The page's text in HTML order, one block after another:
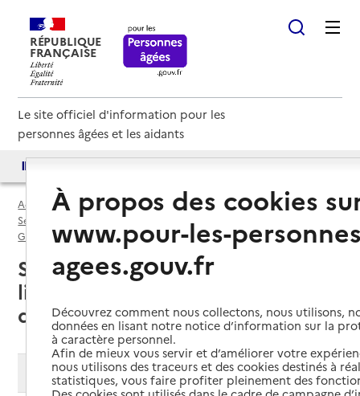
RÉPUBLIQUE
FRANÇAISE
Le site officiel d'information pour les
personnes âgées et les aidants
Accueil
Espace annuaire
Services autonomie à domicile (aide) par département
Gard (30)
Service autonomie à domicile (aide)
Saint-Privat-des-Vieux (30340) :
liste des 2 services autonomie à
domicile (aide)
Modifier ma recherche
À propos des cookies
www.pour-les-
agees.gouv.fr
Découvrez comment nous collectons, nous utilisons,
données en lisant notre notice d’information sur la
à caractère personnel.
Afin de mieux vous servir et d’améliorer votre
nous utilisons des traceurs et des cookies destinés à
statistiques, vous faire profiter pleinement des